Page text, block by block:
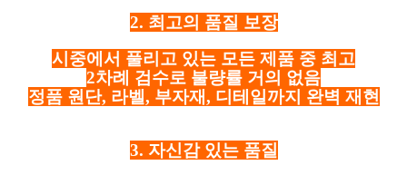
2. 최고의 품질 보장
시중에서 풀리고 있는 모든 제품 중 최고
2차례 검수로 불량률 거의 없음
정품 원단, 라벨, 부자재, 디테일까지 완벽 재현
3. 자신감 있는 품질